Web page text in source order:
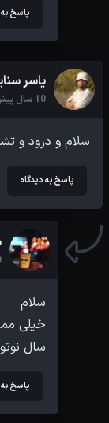
پاسخ به
یاسر
10 سال پیش
سلام و درود و
پاسخ به دیدگاه
سال
پاسخ به